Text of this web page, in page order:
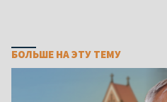
БОЛЬШЕ НА ЭТУ ТЕМУ